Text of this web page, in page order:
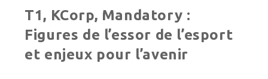
T1, KCorp, Mandatory :
Figures de l’essor de l’esport
et enjeux pour l’avenir